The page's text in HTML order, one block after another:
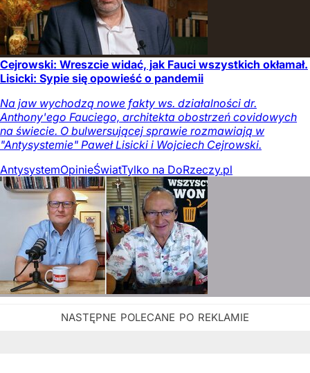
Cejrowski: Wreszcie widać, jak Fauci wszystkich okłamał.
Lisicki: Sypie się opowieść o pandemii
Na jaw wychodzą nowe fakty ws. działalności dr.
Anthony'ego Fauciego, architekta obostrzeń covidowych
na świecie. O bulwersującej sprawie rozmawiają w
"Antysystemie" Paweł Lisicki i Wojciech Cejrowski.
AntysystemOpinieŚwiatTylko na DoRzeczy.pl